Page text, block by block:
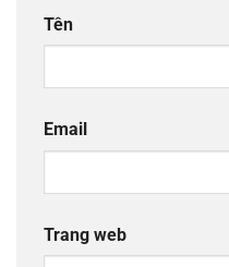
Tên
Email
Trang web